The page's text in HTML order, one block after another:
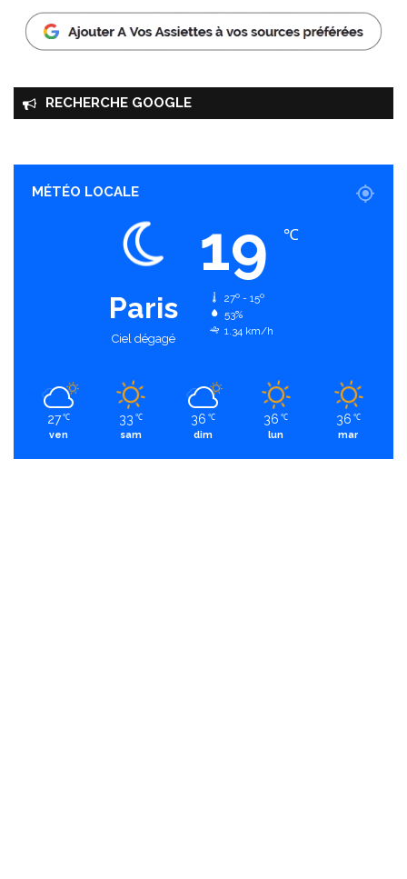
RECHERCHE GOOGLE
MÉTÉO LOCALE
Paris
Ciel dégagé
19 ℃
27º - 15º
53%
1.34 km/h
27 ℃
ven
33 ℃
sam
36 ℃
dim
36 ℃
lun
36 ℃
mar